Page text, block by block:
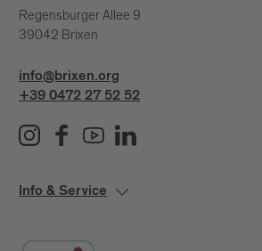
Regensburger Allee 9
39042 Brixen
info@brixen.org
+39 0472 27 52 52
Info & Service